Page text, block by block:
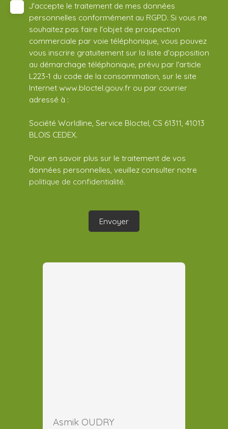
J'accepte le traitement de mes données
personnelles conformément au RGPD. Si vous ne
souhaitez pas faire l'objet de prospection
commerciale par voie téléphonique, vous pouvez
vous inscrire gratuitement sur la liste d'opposition
au démarchage téléphonique, prévu par l'article
L223-1 du code de la consommation, sur le site
Internet www.bloctel.gouv.fr ou par courrier
adressé à :
Société Worldline, Service Bloctel, CS 61311, 41013
BLOIS CEDEX.
Pour en savoir plus sur le traitement de vos
données personnelles, veuillez consulter notre
politique de confidentialité.
Envoyer
Asmik OUDRY